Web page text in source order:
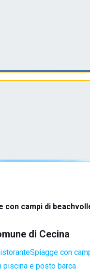
con campi di
di Cecina
Spiagge con
piscina e posto barca